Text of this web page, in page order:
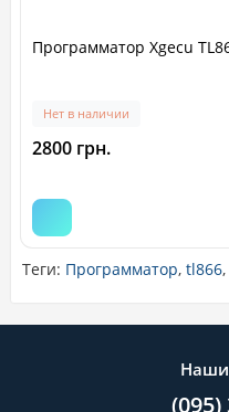
Программатор Xgecu
Нет в наличии
2800 грн.
Теги: Программатор, tl866,
Наши
(095)